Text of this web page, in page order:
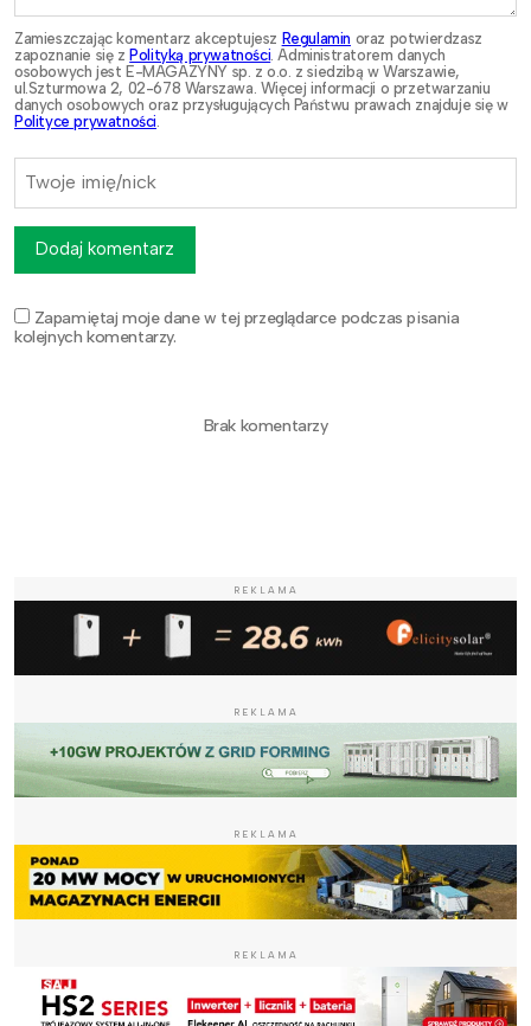
Zamieszczając komentarz akceptujesz Regulamin oraz potwierdzasz
zapoznanie się z Polityką prywatności. Administratorem danych
osobowych jest E-MAGAZYNY sp. z o.o. z siedzibą w Warszawie,
ul.Szturmowa 2, 02-678 Warszawa. Więcej informacji o przetwarzaniu
danych osobowych oraz przysługujących Państwu prawach znajduje się w
Polityce prywatności.
Zapamiętaj moje dane w tej przeglądarce podczas pisania
kolejnych komentarzy.
Dodaj komentarz
Brak komentarzy
REKLAMA
REKLAMA
REKLAMA
REKLAMA